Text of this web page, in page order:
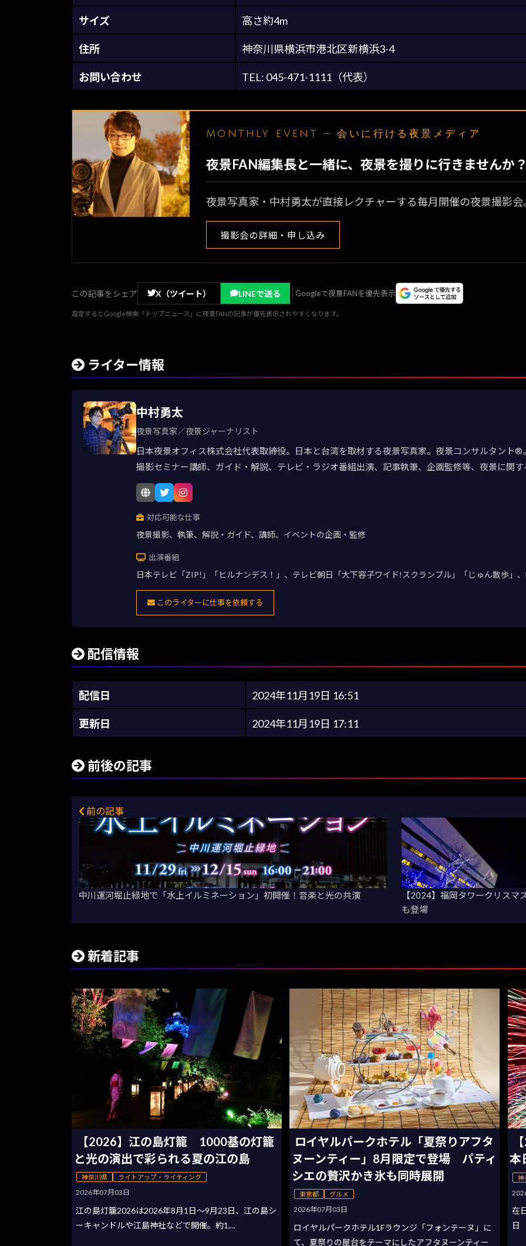
サイズ 高さ約4m
住所 神奈川県横浜市港北区新横浜3-4
お問い合わせ TEL: 045-471-1111（代表）
MONTHLY EVENT — 会いに行ける夜景メディア
夜景FAN編集長と一緒に、夜景を撮りに行きませんか
夜景写真家・中村勇太が直接レクチャーする毎月開催の夜景撮影
撮影会の詳細・申し込み
この記事をシェア X（ツイート） LINEで送る Googleで夜景FANを優先表示
設定するとGoogle検索「トップニュース」に夜景FANの記事が優先表示されやすくなります。
ライター情報
中村勇太
夜景写真家／夜景ジャーナリスト
日本夜景オフィス株式会社代表取締役。日本と台湾を取材する夜景写真家。夜景コンサルタント
撮影セミナー講師、ガイド・解説、テレビ・ラジオ番組出演、記事執筆、企画監修等、夜景に関
対応可能な仕事
夜景撮影、執筆、解説・ガイド、講師、イベントの企画・監修
出演番組
日本テレビ「ZIP!」「ヒルナンデス！」、テレビ朝日「大下容子ワイド!スクランブル」「じゅん散歩」
このライターに仕事を依頼する
配信情報
配信日 2024年11月19日 16:51
更新日 2024年11月19日 17:11
前後の記事
前の記事
中川運河堀止緑地で「水上イルミネーション」初開催！音楽と光の共演
【2024】福岡タワークリス
も登場
新着記事
【2026】江の島灯籠 1000基の灯籠
と光の演出で彩られる夏の江の島
神奈川県 ライトアップ・ライティング
2026年07月03日
江の島灯籠2026は2026年8月1日〜9月23日、江の島シ
ーキャンドルや江島神社などで開催。約1,...
ロイヤルパークホテル「夏祭りアフタ
ヌーンティー」8月限定で登場 パティ
シエの贅沢かき氷も同時展開
東京都 グルメ
2026年07月03日
ロイヤルパークホテル1Fラウンジ「フォンテーヌ」に
て、夏祭りの屋台をテーマにしたアフタヌーンティー
本
神
在
日